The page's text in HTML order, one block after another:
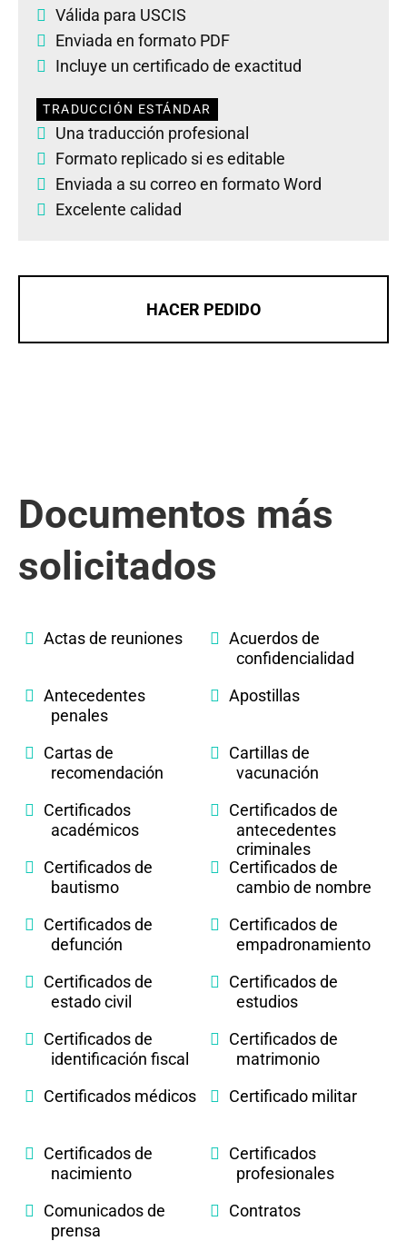
Válida para USCIS
Enviada en formato PDF
Incluye un certificado de exactitud
TRADUCCIÓN ESTÁNDAR
Una traducción profesional
Formato replicado si es editable
Enviada a su correo en formato Word
Excelente calidad
HACER PEDIDO
Documentos más
solicitados
Actas de reuniones
Acuerdos de
confidencialidad
Antecedentes
penales
Apostillas
Cartas de
recomendación
Cartillas de
vacunación
Certificados
académicos
Certificados de
antecedentes
criminales
Certificados de
bautismo
Certificados de
cambio de nombre
Certificados de
defunción
Certificados de
empadronamiento
Certificados de
estado civil
Certificados de
estudios
Certificados de
identificación fiscal
Certificados de
matrimonio
Certificados médicos
Certificado militar
Certificados de
nacimiento
Certificados
profesionales
Comunicados de
prensa
Contratos